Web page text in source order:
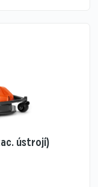
ústrojí)